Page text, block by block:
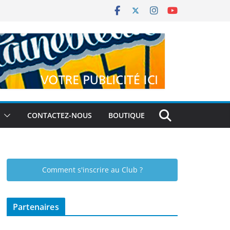
CONTACTEZ-NOUS BOUTIQUE
Comment s'inscrire au Club ?
Partenaires